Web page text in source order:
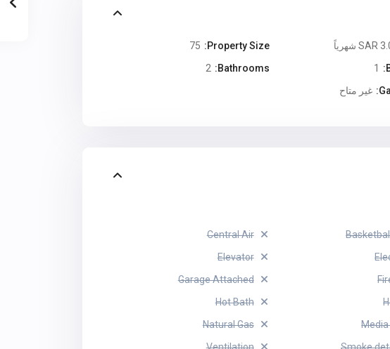
شهرياً Property Size:
75
1
Bathrooms:
2
غير متاح
Central Air
Elevator
Garage Attached
Hot Bath
Natural Gas